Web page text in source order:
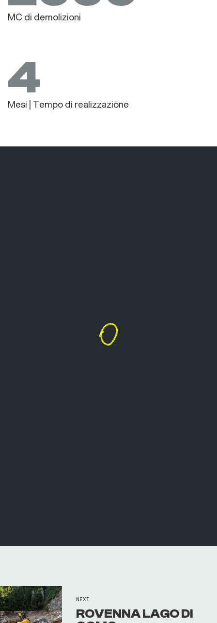
MC di demolizioni
4
Mesi | Tempo di realizzazione
NEXT
ROVENNA LAGO DI